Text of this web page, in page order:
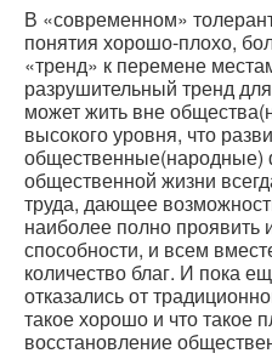
В «современном»
понятия хорошо-плохо,
«тренд» к перемене
разрушительный тренд
может жить вне
высокого уровня, что
общественной жизни
труда, дающее
наиболее полно проявить
способности, и всем
количество благ. И пока
отказались от
такое хорошо и что такое
восстановление